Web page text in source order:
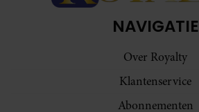
NAVIGATIE
Over Royalty
Klantenservice
Abonnementen